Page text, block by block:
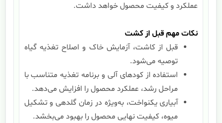
عملکرد و کیفیت محصول خواهد داشت.
نکات مهم قبل از کشت
قبل از کاشت، آزمایش خاک و اصلاح تغذیه گیاه
توصیه می‌شود.
استفاده از کودهای آلی و برنامه تغذیه متناسب با
مراحل رشد، عملکرد محصول را افزایش می‌دهد.
آبیاری یکنواخت، به‌ویژه در زمان گلدهی و تشکیل
میوه، کیفیت نهایی محصول را بهبود می‌بخشد.